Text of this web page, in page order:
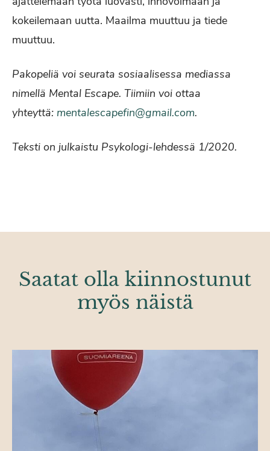
kokeilemaan uutta. Maailma muuttuu ja tiede
muuttuu.
Pakopeliä voi seurata sosiaalisessa mediassa
nimellä Mental Escape. Tiimiin voi ottaa
yhteyttä: mentalescapefin@gmail.com.
Teksti on julkaistu Psykologi-lehdessä 1/2020.
Saatat olla kiinnostunut
myös näistä